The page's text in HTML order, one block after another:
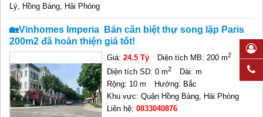
Lý, Hồng Bàng, Hải Phòng
🏡Vinhomes Imperia Bán căn biệt thự song lập Paris
200m2 đã hoàn thiện giá tốt!
Giá:24.5 Tỷ Diện tích MB: 200 m2
Diện tích SD: 0 m2
Dài: m
Rộng: 10 m
Hướng: Bắc
Khu vực: Quận Hồng Bàng, Hải Phòng
Liên hệ:0833040876